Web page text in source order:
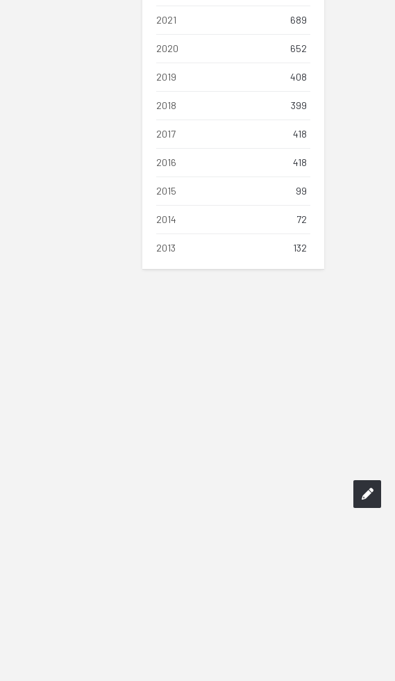
2021 689
2020 652
2019 408
2018 399
2017 418
2016 418
2015 99
2014 72
2013 132